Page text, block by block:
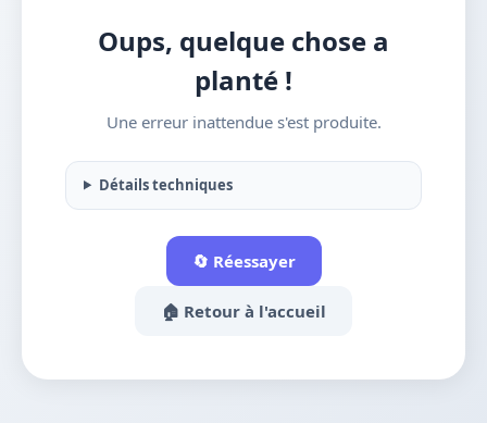
Oups, quelque chose a
planté !
Une erreur inattendue s'est produite.
Détails techniques
🔄 Réessayer
🏠 Retour à l'accueil